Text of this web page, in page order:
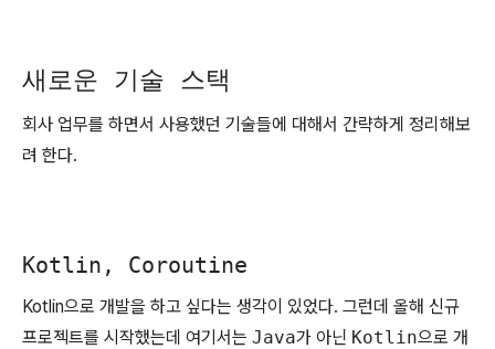
새로운 기술 스택
회사 업무를 하면서 사용했던 기술들에 대해서 간략하게 정리해보
려 한다.
Kotlin, Coroutine
Kotlin으로 개발을 하고 싶다는 생각이 있었다. 그런데 올해 신규
프로젝트를 시작했는데 여기서는 Java가 아닌 Kotlin으로 개